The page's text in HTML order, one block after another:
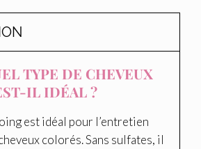
TYPE DE CHEVEUX
IL IDÉAL ?
est idéal pour l’entretien
colorés. Sans sulfates, il